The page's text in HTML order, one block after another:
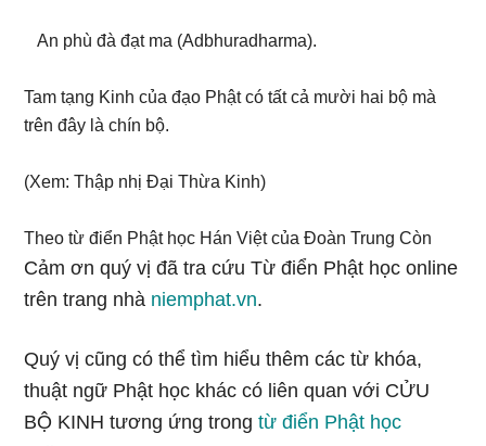
An phù đà đạt ma (Adbhuradharma).
Tam tạng Kinh của đạo Phật có tất cả mười hai bộ mà
trên đây là chín bộ.
(Xem: Thập nhị Đại Thừa Kinh)
Theo từ điển Phật học Hán Việt của Đoàn Trung Còn
Cảm ơn quý vị đã tra cứu Từ điển Phật học online
trên trang nhà niemphat.vn.
Quý vị cũng có thể tìm hiểu thêm các từ khóa,
thuật ngữ Phật học khác có liên quan với CỬU
BỘ KINH tương ứng trongtừ điển Phật học